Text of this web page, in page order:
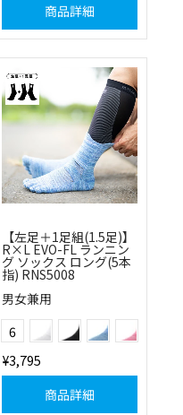
商品詳細
【左足＋1足組(1.5足)】
R×L EVO-FL ランニン
グ ソックス ロング(5本
指) RNS5008
男女兼用
Color
6
(55)オレンジ(80)ブラウン
¥3,795
商品詳細